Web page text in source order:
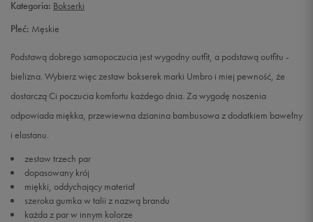
Kategoria: Bokserki
Płeć: Męskie
Podstawą dobrego samopoczucia jest wygodny outfit, a podstawą outfitu -
bielizna. Wybierz więc zestaw bokserek marki Umbro i miej pewność, że
dostarczą Ci poczucia komfortu każdego dnia. Za wygodę noszenia
odpowiada miękka, przewiewna dzianina bambusowa z dodatkiem bawełny
i elastanu.
zestaw trzech par
dopasowany krój
miękki, oddychający materiał
szeroka gumka w talii z nazwą brandu
każda z par w innym kolorze